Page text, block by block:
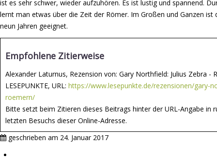
ist es sehr schwer, wieder aufzuhören. Es ist lustig und spannend.
lernt man etwas über die Zeit der Römer. Im Großen und Ganzen
neun Jahren geeignet.
Empfohlene Zitierweise
Alexander Laturnus, Rezension von: Gary Northfield: Julius Zebra -
LESEPUNKTE, URL: https://www.lesepunkte.de/rezensionen/gary-
roemern/
Bitte setzt beim Zitieren dieses Beitrags hinter der URL-Angabe in
letzten Besuchs dieser Online-Adresse.
geschrieben am 24. Januar 2017